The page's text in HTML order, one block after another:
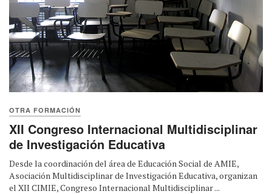
OTRA FORMACIÓN
XII Congreso Internacional Multidisciplinar
de Investigación Educativa
Desde la coordinación del área de Educación Social de AMIE,
Asociación Multidisciplinar de Investigación Educativa, organizan
el XII CIMIE, Congreso Internacional Multidisciplinar ...